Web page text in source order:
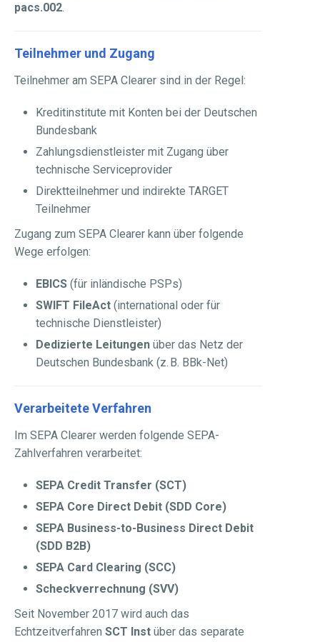
pacs.002.
Teilnehmer und Zugang
Teilnehmer am SEPA Clearer sind in der Regel:
Kreditinstitute mit Konten bei der Deutschen
Bundesbank
Zahlungsdienstleister mit Zugang über
technische Serviceprovider
Direktteilnehmer und indirekte TARGET
Teilnehmer
Zugang zum SEPA Clearer kann über folgende
Wege erfolgen:
EBICS (für inländische PSPs)
SWIFT FileAct (international oder für
technische Dienstleister)
Dedizierte Leitungen über das Netz der
Deutschen Bundesbank (z. B. BBk-Net)
Verarbeitete Verfahren
Im SEPA Clearer werden folgende SEPA-
Zahlverfahren verarbeitet:
SEPA Credit Transfer (SCT)
SEPA Core Direct Debit (SDD Core)
SEPA Business-to-Business Direct Debit
(SDD B2B)
SEPA Card Clearing (SCC)
Scheckverrechnung (SVV)
Seit November 2017 wird auch das
Echtzeitverfahren SCT Inst über das separate